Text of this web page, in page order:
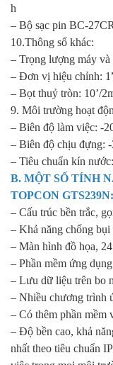
h
– Bộ sạc pin BC-
10.Thông số khác:
– Trọng lượng máy
– Đơn vị hiệu chỉnh:
– Bọt thuỷ tròn: 10’/
9. Môi trường hoạt
– Biên độ làm việc: -
– Biên độ chịu đựng: -
– Tiêu chuẩn kín
B. MỘT SỐ TÍNH
TOPCON GTS239N:
– Cấu trúc bền trắc,
– Khả năng chống bụi
– Màn hình đồ họa,
– Phần mềm ứng
– Lưu dữ liệu trên bo
– Nhiều chương trình
– Có thêm phần mềm
– Độ bền cao, khả
nhất theo tiêu chuẩn